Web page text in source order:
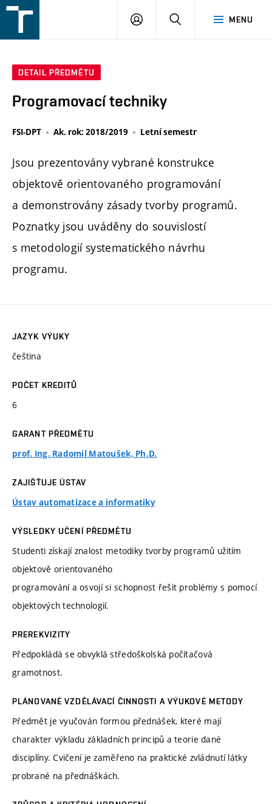
v
MENU
PŘIHLÁŠENÍ
DETAIL PŘEDMĚTU
Programovací techniky
FSI-DPT Ak. rok: 2018/2019 Letní semestr
Jsou prezentovány vybrané konstrukce
objektově orientovaného programování
a demonstrovány zásady tvorby programů.
Poznatky jsou uváděny do souvislostí
s metodologií systematického návrhu
programu.
JAZYK VÝUKY
čeština
POČET KREDITŮ
6
GARANT PŘEDMĚTU
prof. Ing. Radomil Matoušek, Ph.D.
ZAJIŠŤUJE ÚSTAV
Ústav automatizace a informatiky
VÝSLEDKY UČENÍ PŘEDMĚTU
Studenti získají znalost metodiky tvorby programů užitím
objektově orientovaného
programování a osvojí si schopnost řešit problémy s pomocí
objektových technologií.
PREREKVIZITY
Předpokládá se obvyklá středoškolská počítačová
gramotnost.
PLÁNOVANÉ VZDĚLÁVACÍ ČINNOSTI A VÝUKOVÉ METODY
Předmět je vyučován formou přednášek, které mají
charakter výkladu základních principů a teorie dané
disciplíny. Cvičení je zaměřeno na praktické zvládnutí látky
probrané na přednáškách.